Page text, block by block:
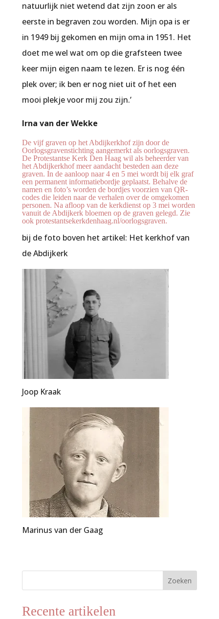
natuurlijk niet wetend dat zijn zoon er als
eerste in begraven zou worden. Mijn opa is er
in 1949 bij gekomen en mijn oma in 1951. Het
doet me wel wat om op die grafsteen twee
keer mijn eigen naam te lezen. Er is nog één
plek over; ik ben er nog niet uit of het een
mooi plekje voor mij zou zijn.’
Irna van der Wekke
De vijf graven op het Abdijkerkhof zijn door de
Oorlogsgravenstichting aangemerkt als oorlogsgraven.
De Protestantse Kerk Den Haag wil als beheerder van
het Abdijkerkhof meer aandacht besteden aan deze
graven. In de aanloop naar 4 en 5 mei wordt bij elk graf
een permanent informatiebordje geplaatst. Behalve de
namen en foto’s worden de bordjes voorzien van QR-
codes die leiden naar de verhalen over de omgekomen
personen. Na afloop van de kerkdienst op 3 mei worden
vanuit de Abdijkerk bloemen op de graven gelegd. Zie
ook protestantsekerkdenhaag.nl/oorlogsgraven.
bij de foto boven het artikel: Het kerkhof van
de Abdijkerk
Joop Kraak
Marinus van der Gaag
Zoeken
Recente artikelen